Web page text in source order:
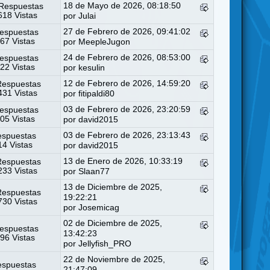
Vistas
18 de Mayo de 2026, 08:18:50
porJulai
Vistas
27 de Febrero de 2026, 09:41:02
por MeepleJugon
Vistas
24 de Febrero de 2026, 08:53:00
por kesulin
Vistas
12 de Febrero de 2026, 14:59:20
porfitipaldi80
Vistas
03 de Febrero de 2026, 23:20:59
pordavid2015
Vistas
03 de Febrero de 2026, 23:13:43
pordavid2015
Vistas
13 de Enero de 2026, 10:33:19
porSlaan77
Vistas
13 de Diciembre de 2025,
19:22:21
porJosemicag
Vistas
02 de Diciembre de 2025,
13:42:23
porJellyfish_PRO
22 de Noviembre de 2025,